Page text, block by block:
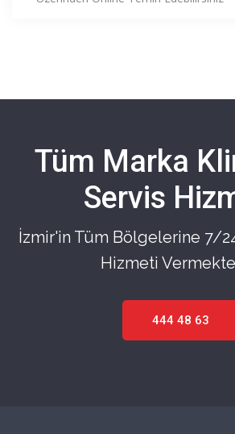
Tüm Marka
Servis
İzmir'in Tüm Bölgelerine 7/
Hizmeti
444 48 63